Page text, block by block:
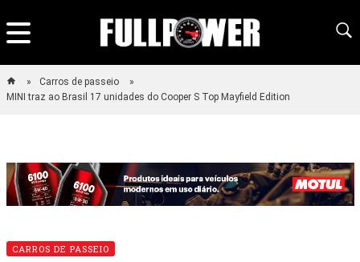
Carros de passeio
MINI traz ao Brasil 17 unidades do Cooper S Top Mayfield Edition
CARROS DE PASSEIO